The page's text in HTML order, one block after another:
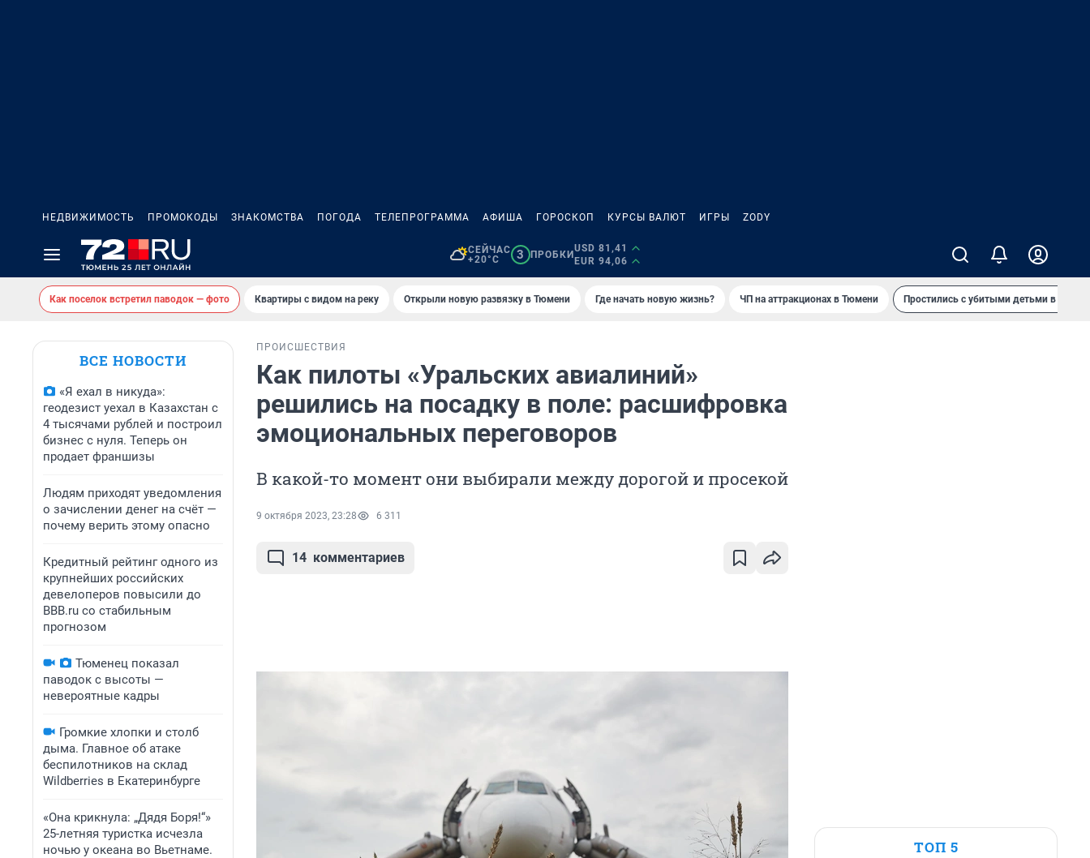
НЕДВИЖИМОСТЬ ПРОМОКОДЫ ЗНАКОМСТВА ПОГОДА ТЕЛЕПРОГРАММА АФИША ГОРОСКОП КУРСЫ ВАЛЮТ ИГРЫ ZODY
СЕЙЧАС
+20°C
3 ПРОБКИ
USD 81,41
EUR 94,06
Как поселок встретил паводок — фото Квартиры с видом на реку Открыли новую развязку в Тюмени Где начать новую жизнь? ЧП на аттракционах в Тюмени Простились с убитыми детьми в
ВСЕ НОВОСТИ
«Я ехал в никуда»:
геодезист уехал в Казахстан с
4 тысячами рублей и построил
бизнес с нуля. Теперь он
продает франшизы
Людям приходят уведомления
о зачислении денег на счёт —
почему верить этому опасно
Кредитный рейтинг одного из
крупнейших российских
девелоперов повысили до
BBB.ru со стабильным
прогнозом
Тюменец показал
паводок с высоты —
невероятные кадры
Громкие хлопки и столб
дыма. Главное об атаке
беспилотников на склад
Wildberries в Екатеринбурге
«Она крикнула: „Дядя Боря!“»
25-летняя туристка исчезла
ночью у океана во Вьетнаме.
ПРОИСШЕСТВИЯ
Как пилоты «Уральских авиалиний»
решились на посадку в поле: расшифровка
эмоциональных переговоров
В какой-то момент они выбирали между дорогой и просекой
9 октября 2023, 23:28 6 311
14 комментариев
ТОП 5